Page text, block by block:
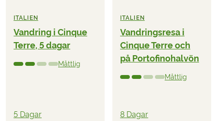
ITALIEN
Vandring i Cinque
Terre, 5 dagar
Måttlig
5 Dagar
ITALIEN
Vandringsresa i
Cinque Terre och
på Portofinohalvön
Måttlig
8 Dagar